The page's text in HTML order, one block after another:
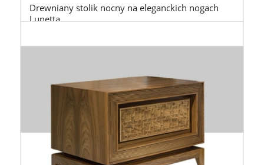
Drewniany stolik nocny na eleganckich nogach
Lunetta